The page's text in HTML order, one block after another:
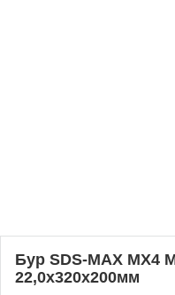
Бур SDS-MAX MX4
22,0х320х200мм